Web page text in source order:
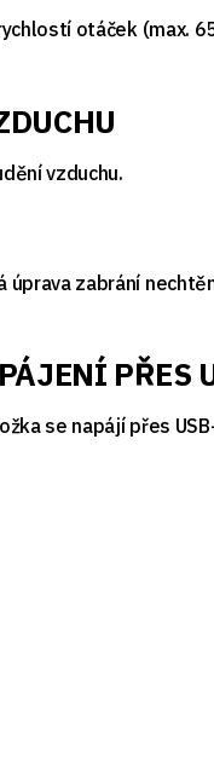
otáček (max.
vzduchu.
zabrání
PŘES
se napájí přes